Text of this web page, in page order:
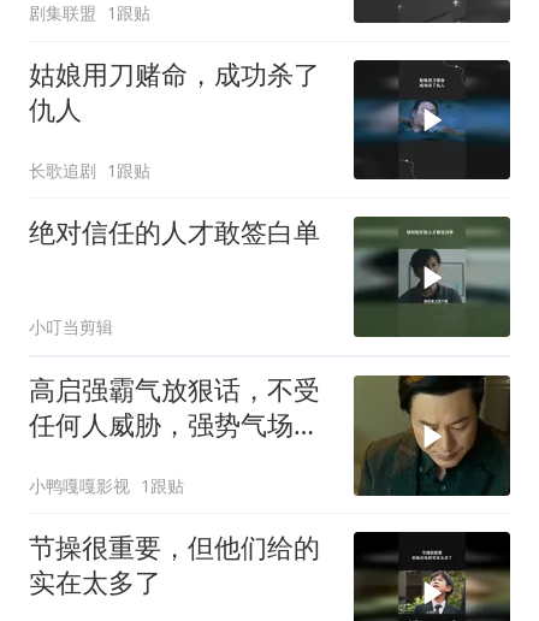
剧集联盟 1跟贴
姑娘用刀赌命，成功杀了
仇人
长歌追剧 1跟贴
绝对信任的人才敢签白单
小叮当剪辑
高启强霸气放狠话，不受
任何人威胁，强势气场震
小鸭嘎嘎影视 1跟贴
节操很重要，但他们给的
实在太多了